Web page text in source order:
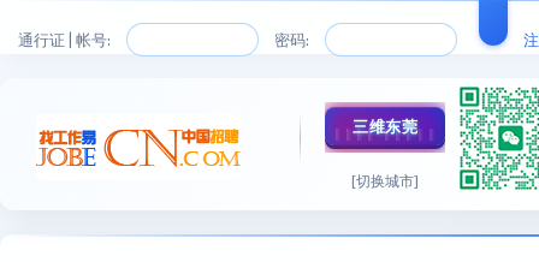
通行证 | 帐号: 密码:
三维东莞
[切换城市]